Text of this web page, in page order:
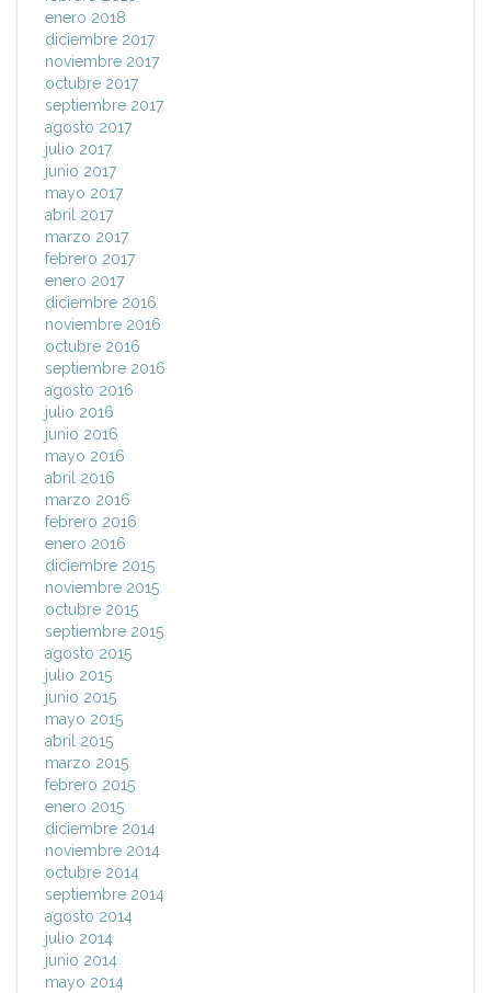
enero 2018
diciembre 2017
noviembre 2017
octubre 2017
septiembre 2017
agosto 2017
julio 2017
junio 2017
mayo 2017
abril 2017
marzo 2017
febrero 2017
enero 2017
diciembre 2016
noviembre 2016
octubre 2016
septiembre 2016
agosto 2016
julio 2016
junio 2016
mayo 2016
abril 2016
marzo 2016
febrero 2016
enero 2016
diciembre 2015
noviembre 2015
octubre 2015
septiembre 2015
agosto 2015
julio 2015
junio 2015
mayo 2015
abril 2015
marzo 2015
febrero 2015
enero 2015
diciembre 2014
noviembre 2014
octubre 2014
septiembre 2014
agosto 2014
julio 2014
junio 2014
mayo 2014